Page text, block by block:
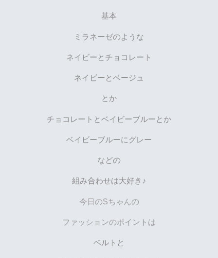
基本
ミラネーゼのような
ネイビーとチョコレート
ネイビーとベージュ
とか
チョコレートとベイビーブルーとか
ベイビーブルーにグレー
などの
組み合わせは大好き♪
今日のSちゃんの
ファッションのポイントは
ベルトと